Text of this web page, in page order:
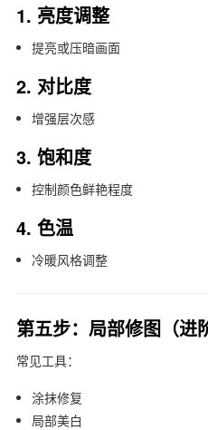
1. 亮度调整
提亮或压暗画面
2. 对比度
增强层次感
3. 饱和度
控制颜色鲜艳程度
4. 色温
冷暖风格调整
第五步：局部修图（进
常见工具：
涂抹修复
局部美白